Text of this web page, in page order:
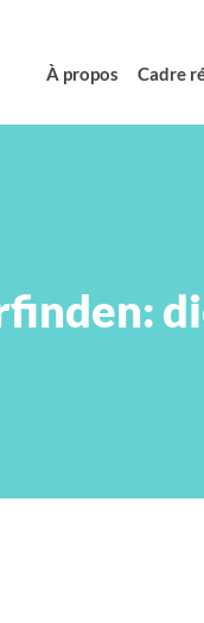
À propos Cadre